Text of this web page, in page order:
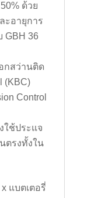
ด้วย
ะอายุการ
GBH 36
กสว่านติด
(KBC)
Control
ใช้ประแจ
ตรงทั้งใน
แบตเตอรี่